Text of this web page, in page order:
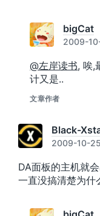
bigCat
2009-
@左岸读书, 唉,
计又是..
文章作者
Black-
2009-10-
DA面板的主机就
一直没搞清楚为什